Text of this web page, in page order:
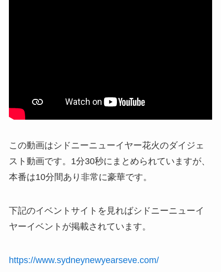
この動画はシドニーニューイヤー花火のダイジェ
スト動画です。1分30秒にまとめられていますが、
本番は10分間あり非常に豪華です。
下記のイベントサイトを見ればシドニーニューイ
ヤーイベントが掲載されています。
https://www.sydneynewyearseve.com/